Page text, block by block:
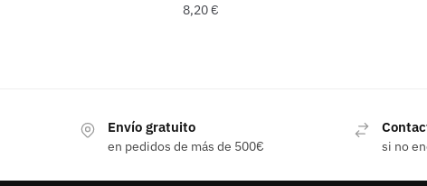
8,20€
Envío gratuito
en pedidos de más de 500€ si no